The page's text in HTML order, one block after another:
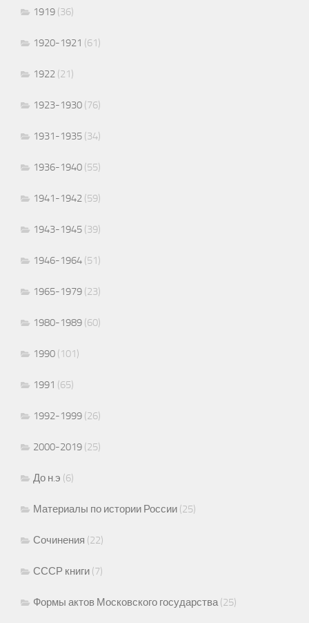
1919 (36)
1920-1921 (61)
1922 (21)
1923-1930 (76)
1931-1935 (34)
1936-1940 (55)
1941-1942 (59)
1943-1945 (39)
1946-1964 (51)
1965-1979 (23)
1980-1989 (60)
1990 (101)
1991 (65)
1992-1999 (26)
2000-2019 (25)
До н.э (6)
Материалы по истории России (25)
Сочинения (22)
СССР книги (7)
Формы актов Московского государства(25)